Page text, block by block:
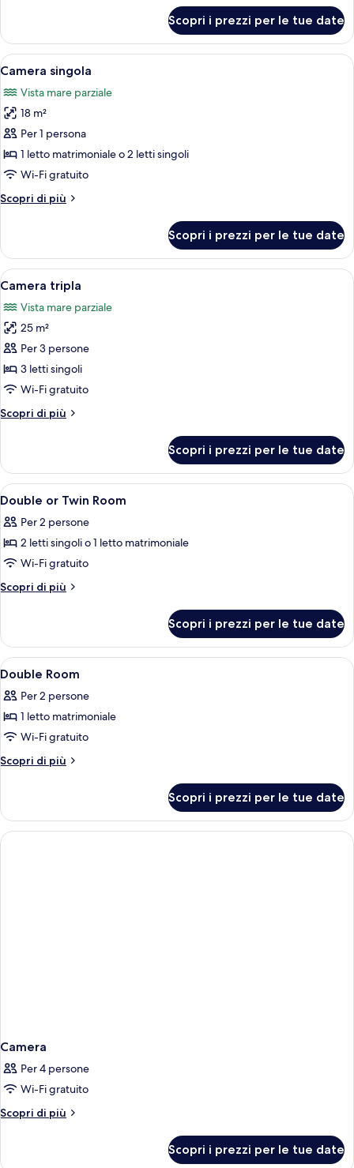
singoli
con
letto
matrimoniale
2
letti
singoli
Scopri i prezzi per le tue date
Apri
tutte
le
foto
per
Camera
singola
Una camera d'albergo con un letto,
5
Camera singola
Vista mare parziale
18 m²
Per 1 persona
1 letto matrimoniale o 2 letti singoli
Wi-Fi gratuito
Scopri di più
Altri
singola
Scopri i prezzi per le tue date
Apri
tutte
le
foto
per
Camera
tripla
Una camera d'albergo con un letto,
1
Camera tripla
Vista mare parziale
25 m²
Per 3 persone
3 letti singoli
Wi-Fi gratuito
Scopri di più
Altri
tripla
Scopri i prezzi per le tue date
Apri
tutte
le
foto
per
Double
Room
Un letto con una coperta arancione,
5
Double or Twin Room
Per 2 persone
2 letti singoli o 1 letto matrimoniale
Wi-Fi gratuito
Scopri di più
Altri
or
Twin
Room
Scopri i prezzi per le tue date
Apri
tutte
le
foto
per
Double
Una camera d'albergo con un letto,
10
Double Room
Per 2 persone
1 letto matrimoniale
Wi-Fi gratuito
Scopri di più
Altri
Room
Scopri i prezzi per le tue date
Camera
Per 4 persone
Wi-Fi gratuito
Scopri di più
Altri
Scopri i prezzi per le tue date